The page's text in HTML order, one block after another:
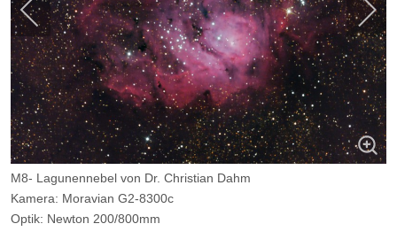
M8- Lagunennebel von Dr. Christian Dahm
Kamera: Moravian G2-8300c
Optik: Newton 200/800mm